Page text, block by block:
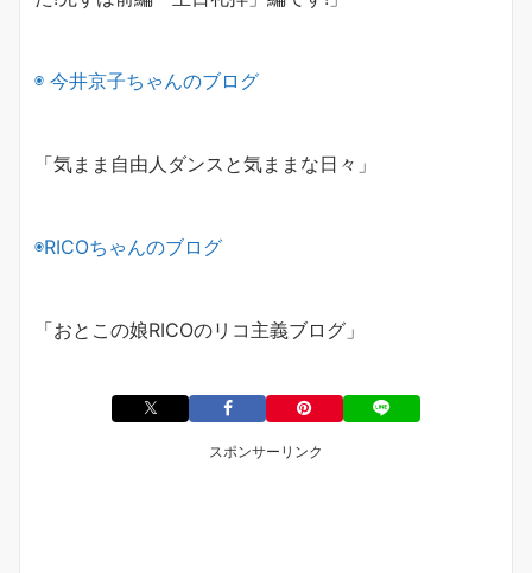
◉ 今井京子ちゃんのブログ
「気まま自由人ダンスと気ままな日々」
◉RICOちゃんのブログ
「おとこの娘RICOのリコ主義ブログ」
スポンサーリンク